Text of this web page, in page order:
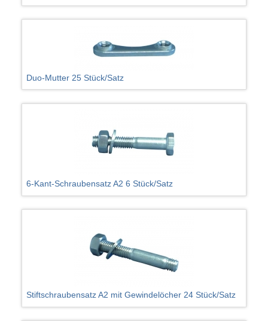
Duo-Mutter 25 Stück/Satz
6-Kant-Schraubensatz A2 6 Stück/Satz
Stiftschraubensatz A2 mit Gewindelöcher 24 Stück/Satz